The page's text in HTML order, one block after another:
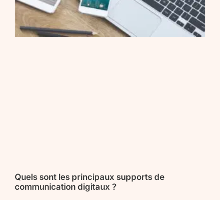
Quels sont les principaux supports de
communication digitaux ?